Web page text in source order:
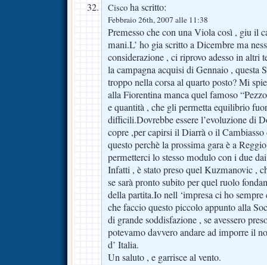
Cisco ha scritto:
Febbraio 26th, 2007 alle 11:38
Premesso che con una Viola così , giu il
mani.L’ ho gia scritto a Dicembre ma
considerazione , ci riprovo adesso in altri
la campagna acquisi di Gennaio , questa
troppo nella corsa al quarto posto? Mi
alla Fiorentina manca quel famoso
e quantità , che gli permetta equilibrio
difficili.Dovrebbe essere l’evoluzione di
copre ,per capirsi il Diarrà o il
questo perchè la prossima gara è a
permetterci lo stesso modulo con i due
Infatti , è stato preso quel Kuzmanovic ,
se sarà pronto subito per quel ruolo
della partita.Io nell ‘impresa ci ho sempre
che faccio questo piccolo appunto alla
di grande soddisfazione , se avessero
potevamo davvero andare ad imporre il
d’ Italia.
Un saluto , e garrisce al vento.